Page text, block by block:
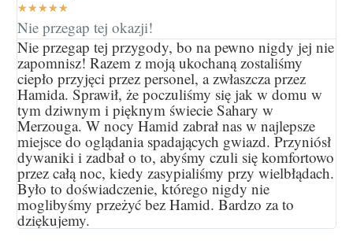
★★★★★
Nie przegap tej okazji!
Nie przegap tej przygody, bo na pewno nigdy jej nie
zapomnisz! Razem z moją ukochaną zostaliśmy
ciepło przyjęci przez personel, a zwłaszcza przez
Hamida. Sprawił, że poczuliśmy się jak w domu w
tym dziwnym i pięknym świecie Sahary w
Merzouga. W nocy Hamid zabrał nas w najlepsze
miejsce do oglądania spadających gwiazd. Przyniósł
dywaniki i zadbał o to, abyśmy czuli się komfortowo
przez całą noc, kiedy zasypialiśmy przy wielbłądach.
Było to doświadczenie, którego nigdy nie
moglibyśmy przeżyć bez Hamid. Bardzo za to
dziękujemy.